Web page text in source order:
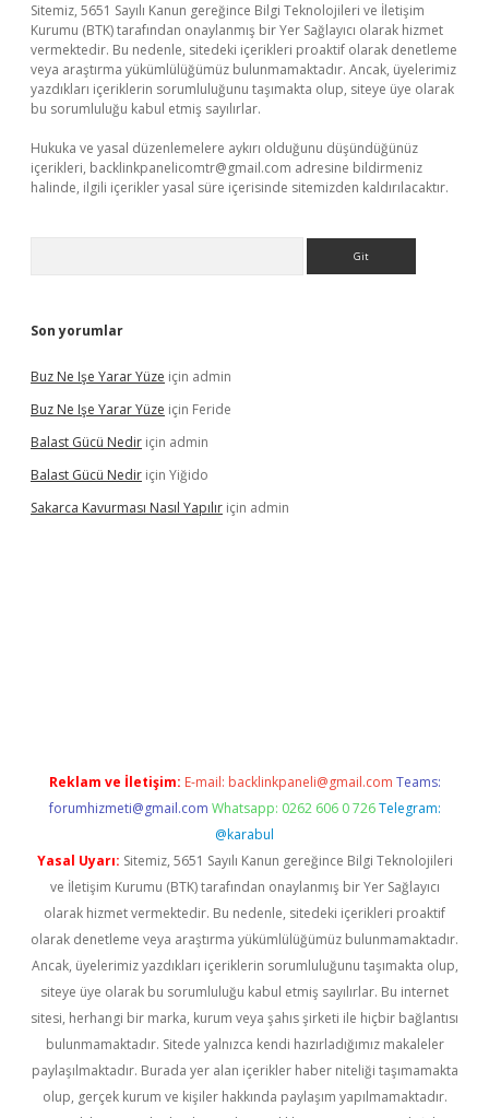
Sitemiz, 5651 Sayılı Kanun gereğince Bilgi Teknolojileri ve İletişim
Kurumu (BTK) tarafından onaylanmış bir Yer Sağlayıcı olarak hizmet
vermektedir. Bu nedenle, sitedeki içerikleri proaktif olarak denetleme
veya araştırma yükümlülüğümüz bulunmamaktadır. Ancak, üyelerimiz
yazdıkları içeriklerin sorumluluğunu taşımakta olup, siteye üye olarak
bu sorumluluğu kabul etmiş sayılırlar.
Hukuka ve yasal düzenlemelere aykırı olduğunu düşündüğünüz
içerikleri, backlinkpanelicomtr@gmail.com adresine bildirmeniz
halinde, ilgili içerikler yasal süre içerisinde sitemizden kaldırılacaktır.
Son yorumlar
Buz Ne Işe Yarar Yüze için admin
Buz Ne Işe Yarar Yüze için Feride
Balast Gücü Nedir için admin
Balast Gücü Nedir için Yiğido
Sakarca Kavurması Nasıl Yapılır için admin
Reklam ve İletişim: E-mail: backlinkpaneli@gmail.com Teams:
forumhizmeti@gmail.com Whatsapp: 0262 606 0 726 Telegram:
@karabul
Yasal Uyarı: Sitemiz, 5651 Sayılı Kanun gereğince Bilgi Teknolojileri
ve İletişim Kurumu (BTK) tarafından onaylanmış bir Yer Sağlayıcı
olarak hizmet vermektedir. Bu nedenle, sitedeki içerikleri proaktif
olarak denetleme veya araştırma yükümlülüğümüz bulunmamaktadır.
Ancak, üyelerimiz yazdıkları içeriklerin sorumluluğunu taşımakta olup,
siteye üye olarak bu sorumluluğu kabul etmiş sayılırlar. Bu internet
sitesi, herhangi bir marka, kurum veya şahıs şirketi ile hiçbir bağlantısı
bulunmamaktadır. Sitede yalnızca kendi hazırladığımız makaleler
paylaşılmaktadır. Burada yer alan içerikler haber niteliği taşımamakta
olup, gerçek kurum ve kişiler hakkında paylaşım yapılmamaktadır.